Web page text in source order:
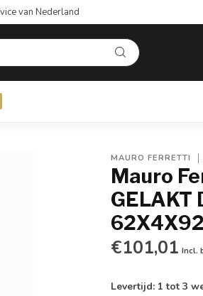
van Nederland
MAURO FERRETTI
Mauro
GELAKT
62X4X92
€101,01 Incl.
Levertijd: 1 tot 3